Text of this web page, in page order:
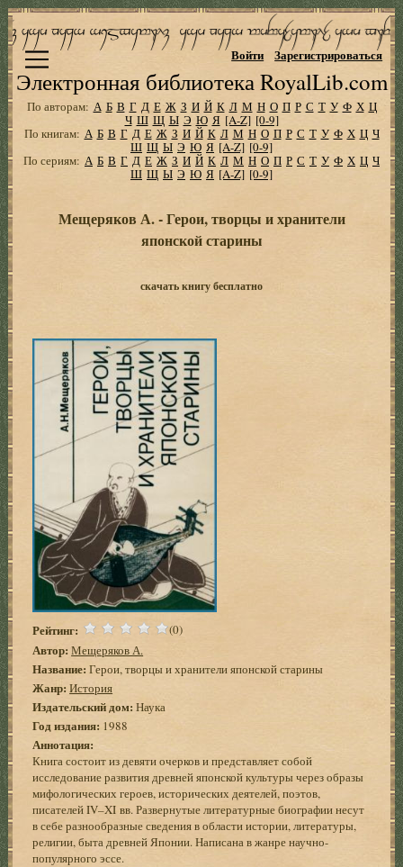
Электронная библиотека RoyalLib.com
Войти Зарегистрироваться
По авторам: А Б В Г Д Е Ж З И Й К Л М Н О П Р С Т У Ф Х Ц
Ч Ш Щ Ы Э Ю Я [A-Z] [0-9]
По книгам: А Б В Г Д Е Ж З И Й К Л М Н О П Р С Т У Ф Х Ц Ч
Ш Щ Ы Э Ю Я [A-Z] [0-9]
По сериям: А Б В Г Д Е Ж З И Й К Л М Н О П Р С Т У Ф Х Ц Ч
Ш Щ Ы Э Ю Я [A-Z] [0-9]
Мещеряков А. - Герои, творцы и хранители
японской старины
скачать книгу бесплатно
Рейтинг: (0)
Автор: Мещеряков А.
Название: Герои, творцы и хранители японской старины
Жанр: История
Издательский дом: Наука
Год издания: 1988
Аннотация:
Книга состоит из девяти очерков и представляет собой
исследование развития древней японской культуры через образы
мифологических героев, исторических деятелей, поэтов,
писателей IV–XI вв. Развернутые литературные биографии несут
в себе разнообразные сведения в области истории, литературы,
религии, быта древней Японии. Написана в жанре научно-
популярного эссе.